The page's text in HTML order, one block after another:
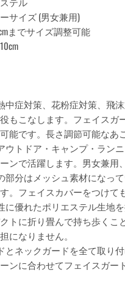
サイズ (男女兼用)
までサイズ調整可能
中症対策、花粉症対策、飛
もこなします。フェイスガ
能です。長さ調節可能なあ
ウトドア・キャンプ・ラン
ンで活躍します。男女兼用
部分はメッシュ素材になっ
。フェイスカバーをつけて
に優れたポリエステル生地
トに折り畳んで持ち歩くこ
になりません。
とネックガードを全て取り
ンに合わせてフェイスガー